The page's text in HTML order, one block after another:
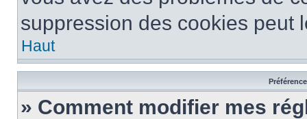
suppression des cookies peut
Haut
» Comment modifier mes